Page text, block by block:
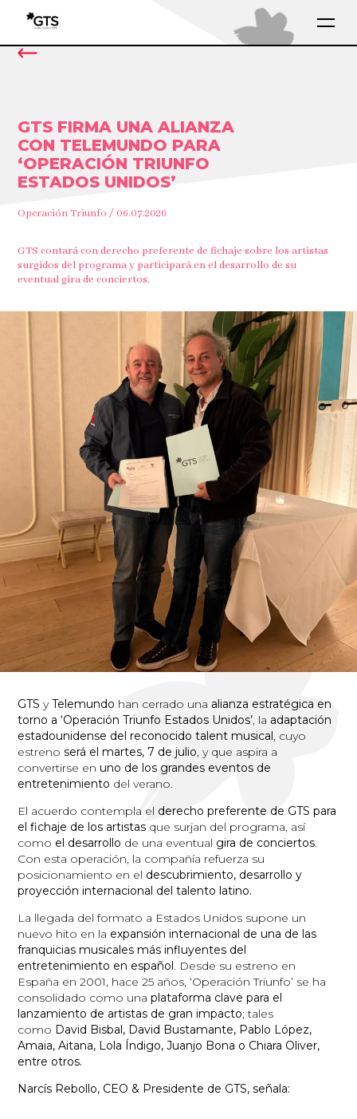
GTS FIRMA UNA ALIANZA
CON TELEMUNDO PARA
‘OPERACIÓN TRIUNFO
ESTADOS UNIDOS’
Operación Triunfo / 06.07.2026
GTS contará con derecho preferente de fichaje sobre los artistas
surgidos del programa y participará en el desarrollo de su
eventual gira de conciertos.
GTSyTelemundo han cerrado una alianza estratégica en
torno a ‘Operación Triunfo Estados Unidos’ , la adaptación
estadounidense del reconocido talent musical , cuyo
estreno será el martes, 7 de julio , y que aspira a
convertirse enuno de los grandes eventos de
entretenimiento del verano.
El acuerdo contempla el derecho preferente de GTS para
el fichaje de los artistas que surjan del programa, así
como el desarrollo de una eventual gira de conciertos
Con esta operación, la compañía refuerza su
posicionamiento en el descubrimiento, desarrollo y
proyección internacional del talento latino.
La llegada del formato a Estados Unidos supone un
nuevo hito en la expansión internacional de una de las
franquicias musicales más influyentes del
entretenimiento en español . Desde su estreno en
España en 2001, hace 25 años, ‘Operación Triunfo’ se ha
consolidado como unaplataforma clave para el
lanzamiento de artistas de gran impacto; tales
como David Bisbal, David Bustamante, Pablo López,
Amaia, Aitana, Lola Índigo, Juanjo Bona o Chiara Oliver,
entre otros.
Narcís Rebollo, CEO & Presidente de GTS, señala: